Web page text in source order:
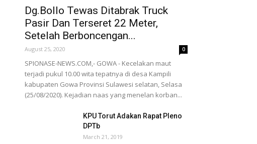
Dg.Bollo Tewas Ditabrak Truck
Pasir Dan Terseret 22 Meter,
Setelah Berboncengan...
August 25, 2020 0
SPIONASE-NEWS.COM,- GOWA - Kecelakan maut
terjadi pukul 10.00 wita tepatnya di desa Kampili
kabupaten Gowa Provinsi Sulawesi selatan, Selasa
(25/08/2020). Kejadian naas yang menelan korban...
KPU Torut Adakan Rapat Pleno
DPTb
March 21, 2019